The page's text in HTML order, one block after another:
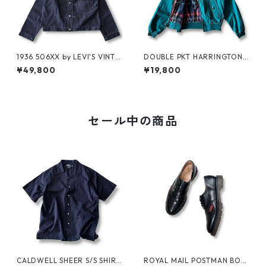
1936 506XX by LEVI'S VINTA
GE GLOTHING NO-WASH
¥49,800
DOUBLE PKT HARRINGTON J
KT by LANDS'END
¥19,800
セール中の商品
CALDWELL SHEER S/S SHIRT
ROYAL MAIL POSTMAN BOO